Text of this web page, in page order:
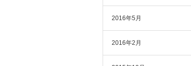
2016年5月
2016年2月